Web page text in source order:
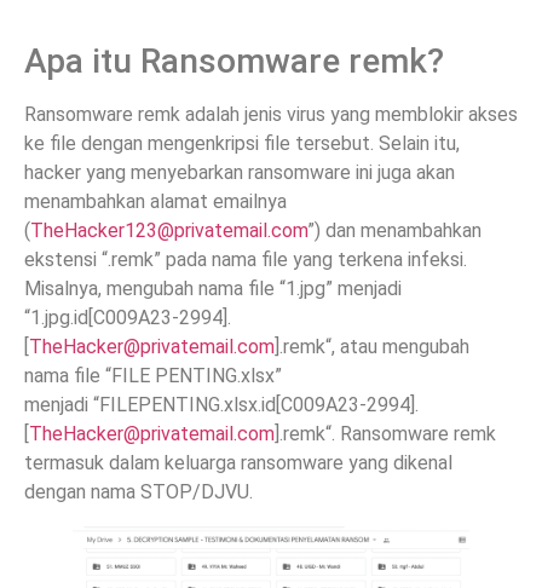
Apa itu Ransomware remk?
Ransomware remk adalah jenis virus yang memblokir akses
ke file dengan mengenkripsi file tersebut. Selain itu,
hacker yang menyebarkan ransomware ini juga akan
menambahkan alamat emailnya
(TheHacker123@privatemail.com”) dan menambahkan
ekstensi “.remk” pada nama file yang terkena infeksi.
Misalnya, mengubah nama file “1.jpg” menjadi
“1.jpg.id[C009A23-2994].
TheHacker@privatemail.com ].remk“, atau mengubah
nama file “FILE PENTING.xlsx”
menjadi “FILEPENTING.xlsx.id[C009A23-2994].
TheHacker@privatemail.com ].remk“. Ransomware remk
termasuk dalam keluarga ransomware yang dikenal
dengan nama STOP/DJVU.